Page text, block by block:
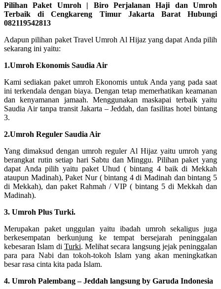
Pilihan Paket Umroh | Biro Perjalanan Haji dan Umroh
Terbaik di Cengkareng Timur Jakarta Barat Hubungi
082119542813
Adapun pilihan paket Travel Umroh Al Hijaz yang dapat Anda pilih
sekarang ini yaitu:
1.Umroh Ekonomis Saudia Air
Kami sediakan paket umroh Ekonomis untuk Anda yang pada saat
ini terkendala dengan biaya. Dengan tetap memerhatikan keamanan
dan kenyamanan jamaah. Menggunakan maskapai terbaik yaitu
Saudia Air tanpa transit Jakarta – Jeddah, dan fasilitas hotel bintang
3.
2.Umroh Reguler Saudia Air
Yang dimaksud dengan umroh reguler Al Hijaz yaitu umroh yang
berangkat rutin setiap hari Sabtu dan Minggu. Pilihan paket yang
dapat Anda pilih yaitu paket Uhud ( bintang 4 baik di Mekkah
ataupun Madinah), Paket Nur ( bintang 4 di Madinah dan bintang 5
di Mekkah), dan paket Rahmah / VIP ( bintang 5 di Mekkah dan
Madinah).
3. Umroh Plus Turki.
Merupakan paket unggulan yaitu ibadah umroh sekaligus juga
berkesempatan berkunjung ke tempat bersejarah peninggalan
kebesaran Islam di Turki. Melihat secara langsung jejak peninggalan
para para Nabi dan tokoh-tokoh Islam yang akan meningkatkan
besar rasa cinta kita pada Islam.
4. Umroh Palembang – Jeddah langsung by Garuda Indonesia